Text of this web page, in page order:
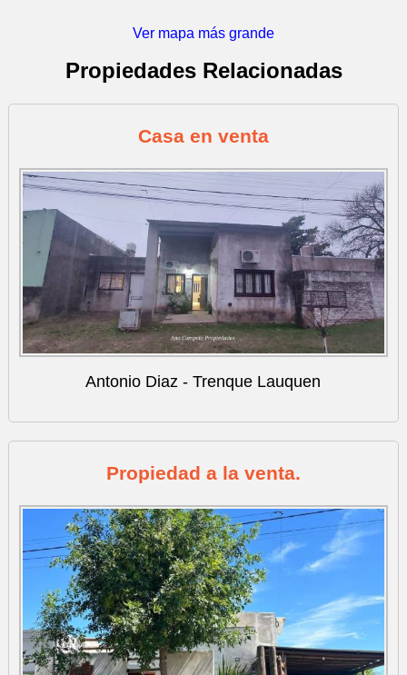
Ver mapa más grande
Propiedades Relacionadas
Casa en venta
Antonio Diaz - Trenque Lauquen
Propiedad a la venta.